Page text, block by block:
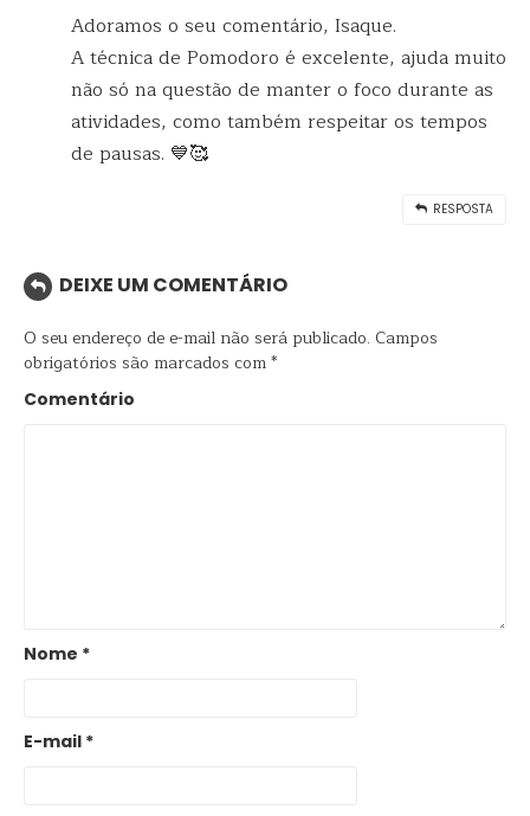
Adoramos o seu comentário, Isaque.
A técnica de Pomodoro é excelente, ajuda muito
não só na questão de manter o foco durante as
atividades, como também respeitar os tempos
de pausas. 💙🥰
RESPOSTA
DEIXE UM COMENTÁRIO
O seu endereço de e-mail não será publicado. Campos
obrigatórios são marcados com*
Comentário
Nome *
E-mail *